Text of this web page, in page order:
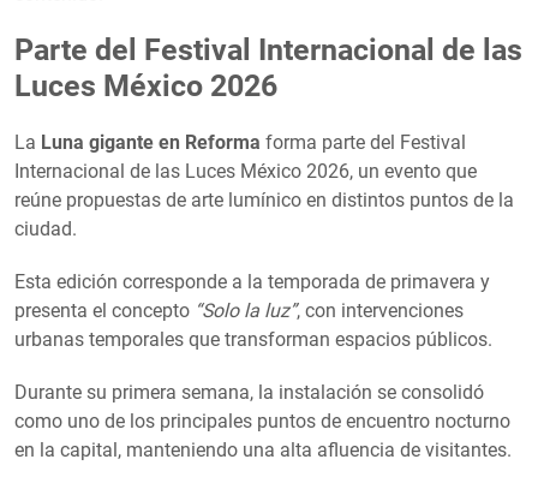
Parte del Festival Internacional de las
Luces México 2026
La Luna gigante en Reforma forma parte del Festival
Internacional de las Luces México 2026, un evento que
reúne propuestas de arte lumínico en distintos puntos de la
ciudad.
Esta edición corresponde a la temporada de primavera y
presenta el concepto “Solo la luz”, con intervenciones
urbanas temporales que transforman espacios públicos.
Durante su primera semana, la instalación se consolidó
como uno de los principales puntos de encuentro nocturno
en la capital, manteniendo una alta afluencia de visitantes.